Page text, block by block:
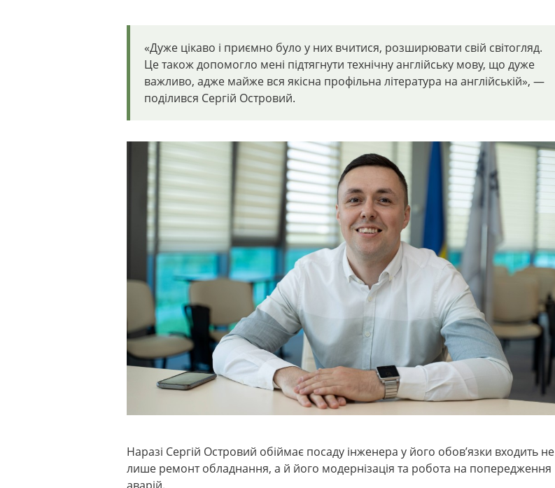
«Дуже цікаво і приємно було у них вчитися, розширювати свій світогляд.
Це також допомогло мені підтягнути технічну англійську мову, що дуже
важливо, адже майже вся якісна профільна література на англійській», —
поділився Сергій Островий.
Наразі Сергій Островий обіймає посаду інженера у його обов’язки входить не
лише ремонт обладнання, а й його модернізація та робота на попередження